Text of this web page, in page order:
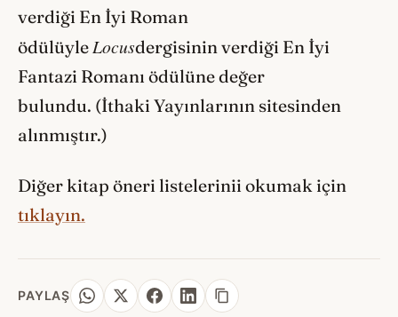
verdiği En İyi Roman
ödülüyle Locusdergisinin verdiği En İyi
Fantazi Romanı ödülüne değer
bulundu. (İthaki Yayınlarının sitesinden
alınmıştır.)
Diğer kitap öneri listelerinii okumak için
tıklayın.
PAYLAŞ